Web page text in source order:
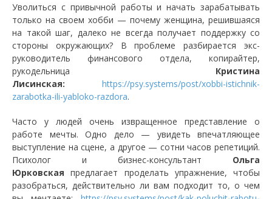
Уволиться с привычной работы и начать зарабатывать
только на своем хобби — почему женщина, решившаяся
на такой шаг, далеко не всегда получает поддержку со
стороны окружающих? В проблеме разбирается экс-
руководитель финансового отдела, копирайтер,
рукодельница Кристина
Лисинская: https://psy.systems/post/xobbi-istichnik-
zarabotka-ili-yabloko-razdora.
Часто у людей очень извращенное представление о
работе мечты. Одно дело — увидеть впечатляющее
выступление на сцене, а другое — сотни часов репетиций.
Психолог и бизнес-консультант Ольга
Юрковская предлагает проделать упражнение, чтобы
разобраться, действительно ли вам подходит то, о чем